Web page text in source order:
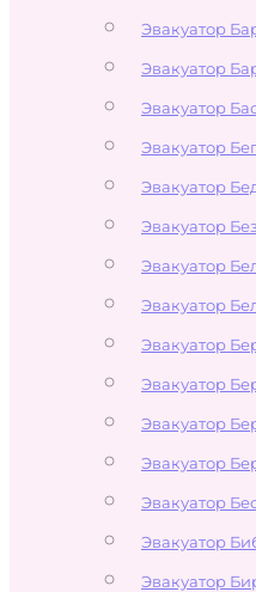
Эвакуатор
Эвакуатор
Эвакуатор
Эвакуатор
Эвакуатор
Эвакуатор
Эвакуатор
Эвакуатор
Эвакуатор
Эвакуатор
Эвакуатор
Эвакуатор
Эвакуатор
Эвакуатор
Эвакуатор